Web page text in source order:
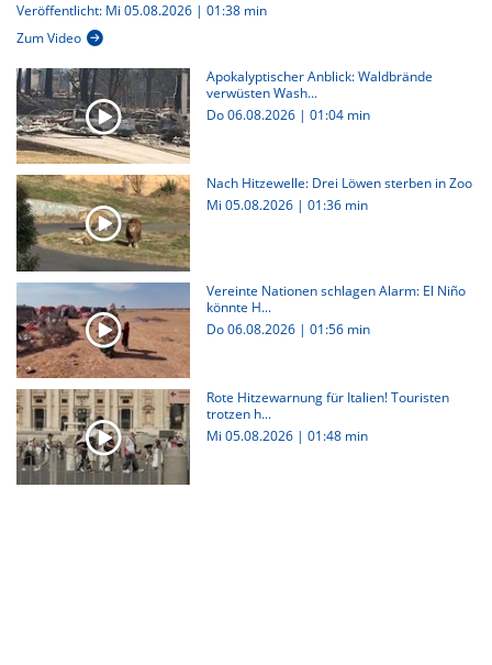
Veröffentlicht: Mi 05.08.2026 | 01:38 min
Zum Video
Apokalyptischer Anblick: Waldbrände
verwüsten Wash...
Do 06.08.2026 | 01:04 min
Nach Hitzewelle: Drei Löwen sterben in Zoo
Mi 05.08.2026 | 01:36 min
Vereinte Nationen schlagen Alarm: El Niño
könnte H...
Do 06.08.2026 | 01:56 min
Rote Hitzewarnung für Italien! Touristen
trotzen h...
Mi 05.08.2026 | 01:48 min